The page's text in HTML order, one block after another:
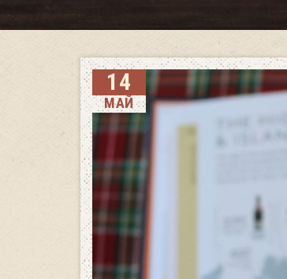
14
МАЙ